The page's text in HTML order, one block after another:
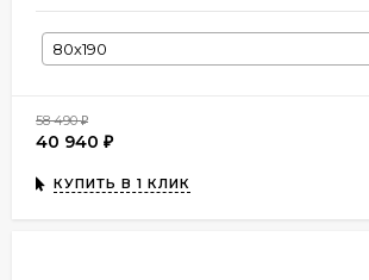
80х190
58 490₽
40 940 ₽
КУПИТЬ В 1 КЛИК